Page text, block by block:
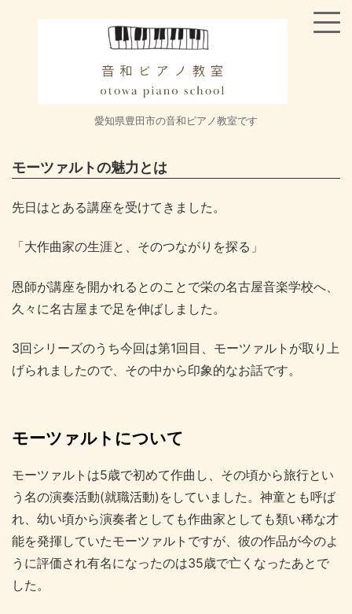
愛知県豊田市の音和ピアノ教室です
モーツァルトの魅力とは
先日はとある講座を受けてきました。
「大作曲家の生涯と、そのつながりを探る」
恩師が講座を開かれるとのことで栄の名古屋音楽学校へ、
久々に名古屋まで足を伸ばしました。
3回シリーズのうち今回は第1回目、モーツァルトが取り上
げられましたので、その中から印象的なお話です。
モーツァルトについて
モーツァルトは5歳で初めて作曲し、その頃から旅行とい
う名の演奏活動(就職活動)をしていました。神童とも呼ば
れ、幼い頃から演奏者としても作曲家としても類い稀な才
能を発揮していたモーツァルトですが、彼の作品が今のよ
うに評価され有名になったのは35歳で亡くなったあとで
した。